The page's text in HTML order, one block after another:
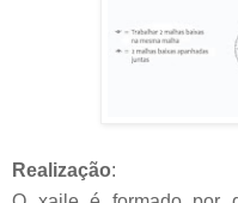
Realização: